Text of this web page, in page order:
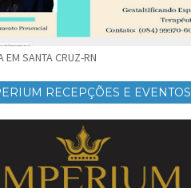
EM SANTA CRUZ-RN
RECEPÇÕES E EVENTOS